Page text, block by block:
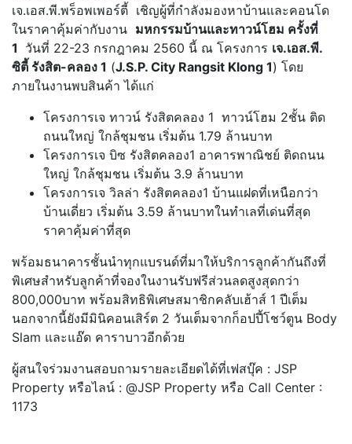
เจ.เอส.พี.พร็อพเพอร์ตี้ เชิญผู้ที่กำลังมองหาบ้านและคอนโด
ในราคาคุ้มค่ากับงาน มหกรรมบ้านและทาวน์โฮม ครั้งที่
1 วันที่ 22-23 กรกฎาคม 2560 นี้ ณ โครงการ เจ.เอส.พี.
ซิตี้ รังสิต-คลอง 1 (J.S.P. City Rangsit Klong 1) โดย
ภายในงานพบสินค้า ได้แก่
โครงการเจ ทาวน์ รังสิตคลอง 1 ทาวน์โฮม 2ชั้น ติด
ถนนใหญ่ ใกล้ชุมชน เริ่มต้น 1.79 ล้านบาท
โครงการเจ บิซ รังสิตคลอง1 อาคารพาณิชย์ ติดถนน
ใหญ่ ใกล้ชุมชน เริ่มต้น 3.9 ล้านบาท
โครงการเจ วิลล่า รังสิตคลอง1 บ้านแฝดที่เหนือกว่า
บ้านเดี่ยว เริ่มต้น 3.59 ล้านบาทในทำเลที่เด่นที่สุด
ราคาคุ้มค่าที่สุด
พร้อมธนาคารชั้นนำทุกแบรนด์ที่มาให้บริการลูกค้ากันถึงที่
พิเศษสำหรับลูกค้าที่จองในงานรับฟรีส่วนลดสูงสุดกว่า
800,000บาท พร้อมสิทธิพิเศษสมาชิกคลับเฮ้าส์ 1 ปีเต็ม
นอกจากนี้ยังมีมินิคอนเสิร์ต 2 วันเต็มจากก็อปปี้โชว์ตูน Body
Slam และแอ๊ด คาราบาวอีกด้วย
ผู้สนใจร่วมงานสอบถามรายละเอียดได้ที่เฟสบุ๊ค : JSP
Property หรือไลน์ : @JSP Property หรือ Call Center :
1173